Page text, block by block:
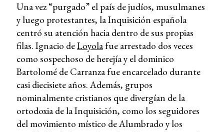
Una vez “purgado” el país de judíos, musulmanes
y luego protestantes, la Inquisición española
centró su atención hacia dentro de sus propias
filas. Ignacio deLoyolafue arrestado dos veces
como sospechoso de herejía y el dominico
Bartolomé de Carranza fue encarcelado durante
casi diecisiete años. Además, grupos
nominalmente cristianos que divergían de la
ortodoxia de la Inquisición, como los seguidores
del movimiento místico de Alumbrado y los